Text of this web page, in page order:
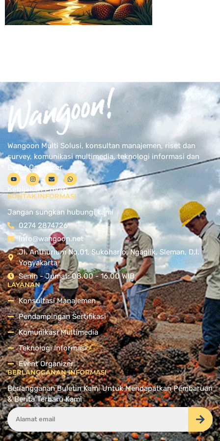
Wangoon Multi Solusi, konsultan manajemen, riset dan
survey, komunikasi multimedia, teknologi informasi dan
Event Organizer
Kebijakan Privasi
KONTAK INFORMASI
Jangan sungkan hubungi kami
0274 2874726
Info@wangoon.net
Jl. Anthurium No.01, Sukoharjo, Ngaglik, Sleman, D.I.
Yogyakarta
Senin - Jumat: 08.00 - 16.00 WIB
LAYANAN
Konsultasi Manajemen
Pendampingan Sertifikasi
Komunikasi Multimedia
Teknologi Informasi
Event Organizer
BERLANGGANAN INFORMASI
Berlangganan Buletin Kami Untuk Mendapatkan Pembaruan
& Berita Terbaru Kami